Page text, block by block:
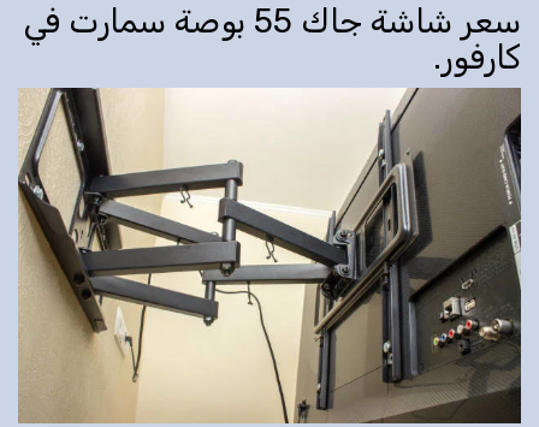
سعر شاشة جاك 55 بوصة سمارت في
كارفور.